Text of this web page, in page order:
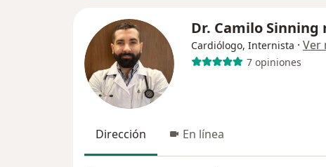
Dr. Camilo Sinning
Cardiólogo, Internista · Ver
7 opiniones
Dirección En línea